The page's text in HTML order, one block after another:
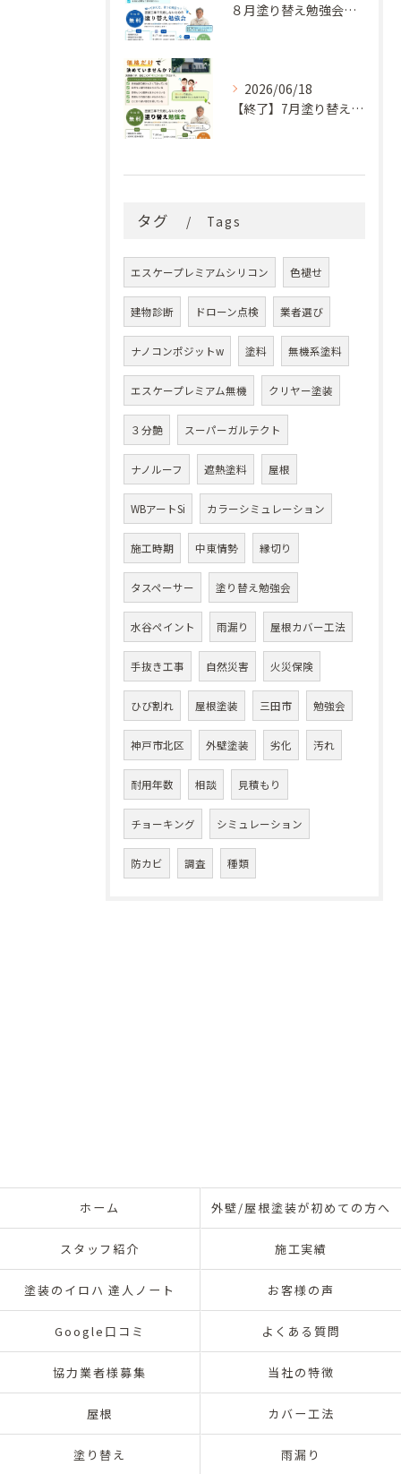
８月塗り替え勉強会開催のお知らせ
2026/06/18
【終了】7月塗り替え勉強会のお知らせ
タグ Tags
エスケープレミアムシリコン 色褪せ
建物診断 ドローン点検 業者選び
ナノコンポジットw 塗料 無機系塗料
エスケープレミアム無機 クリヤー塗装
３分艶 スーパーガルテクト
ナノルーフ 遮熱塗料 屋根
WBアートSi カラーシミュレーション
施工時期 中東情勢 縁切り
タスペーサー 塗り替え勉強会
水谷ペイント 雨漏り 屋根カバー工法
手抜き工事 自然災害 火災保険
ひび割れ 屋根塗装 三田市 勉強会
神戸市北区 外壁塗装 劣化 汚れ
耐用年数 相談 見積もり
チョーキング シミュレーション
防カビ 調査 種類
ホーム 外壁/屋根塗装が初めての方へ
スタッフ紹介 施工実績
塗装のイロハ 達人ノート お客様の声
Google口コミ よくある質問
協力業者様募集 当社の特徴
屋根 カバー工法
塗り替え 雨漏り